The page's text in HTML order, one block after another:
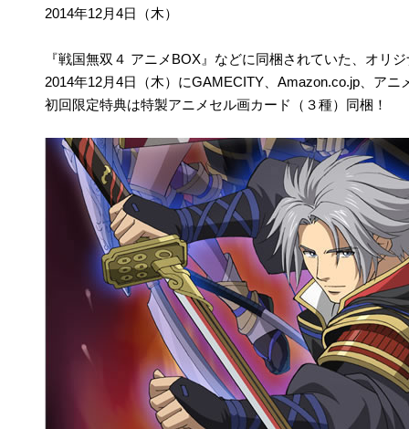
2014年12月4日（木）
『戦国無双４ アニメBOX』などに同梱されていた、オリ
2014年12月4日（木）にGAMECITY、Amazon.co.jp、アニ
初回限定特典は特製アニメセル画カード（３種）同梱！